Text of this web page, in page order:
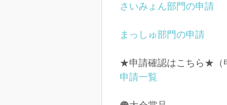
さいみょん部門の申請
まっしゅ部門の申請
★申請確認はこちら★（
申請一覧